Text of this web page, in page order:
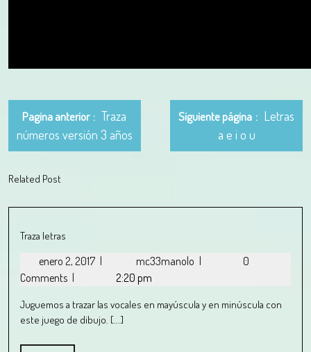
Pagina anterior
Traza
números versión 3 años
Siguiente página
Letras
a e i o u
Related Post
Traza letras
enero 2, 2017 mc33manolo
0
Comments
2:20 pm
Juguemos a trazar las vocales en mayúscula y en minúscula con
este juego de dibujo. [...]